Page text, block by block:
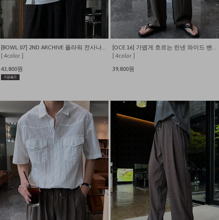
[BOWL.07] 2ND ARCHIVE 플라워 전사나염 오버핏 반팔티
[ 4color ]
43,800원
[OCE.16] 가볍게 흐르는 린넨 와이드 밴딩 팬츠
[ 4color ]
39,800원